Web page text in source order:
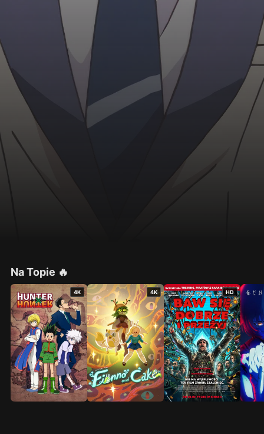
Choć dziewczyny, zwłaszcza Saki, nie są zbyt
zachwycone tym pomysłem, koniec końców
zgadzają się na takie rozwiązanie.
Na Topie 🔥
4K 4K HD